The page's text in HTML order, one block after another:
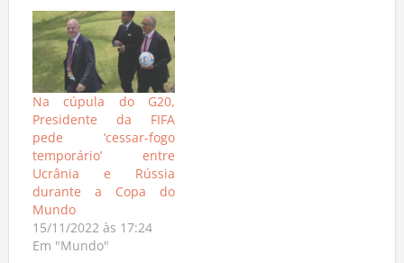
Na cúpula do G20,
Presidente da FIFA
pede ‘cessar-fogo
temporário’ entre
Ucrânia e Rússia
durante a Copa do
Mundo
15/11/2022 às 17:24
Em "Mundo"